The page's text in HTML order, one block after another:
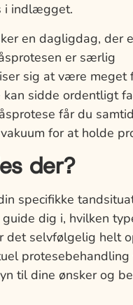
i indlægget.
en dagligdag, der
er særlig
sig at være meget
sidde ordentligt
får du
for at holde
der?
specifikke
dig i, hvilken
selvfølgelig helt
til dine ønsker og